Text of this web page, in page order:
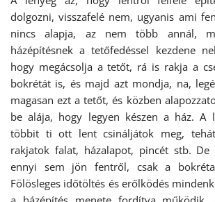
dolgozni, visszafelé nem, ugyanis ami
nincs alapja, az nem több annál,
házépítésnek a tetőfedéssel kezdene
hogy megácsolja a tetőt, rá is rakja a
bokrétát is, és majd azt mondja, na,
magasan ezt a tetőt, és közben
be alája, hogy legyen készen a ház. A
többit ti ott lent csináljátok meg,
rakjatok falat, házalapot, pincét stb.
ennyi sem jön fentről, csak a
Fölösleges időtöltés és erőlködés